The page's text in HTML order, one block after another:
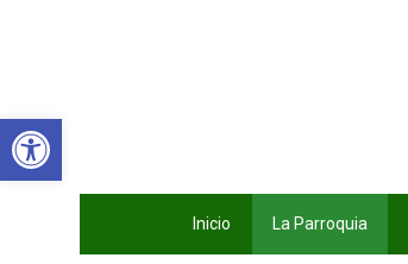
Inicio La Parroquia
Abrir barra de herramientas